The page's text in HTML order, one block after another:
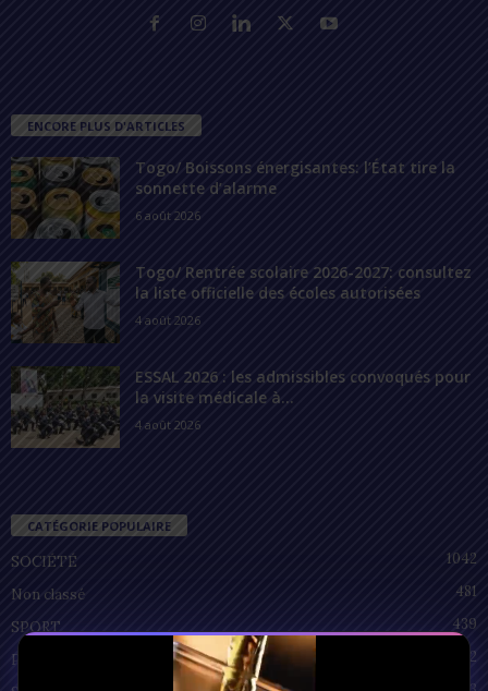
ENCORE PLUS D'ARTICLES
Togo/ Boissons énergisantes: l’État tire la
sonnette d’alarme
6 août 2026
Togo/ Rentrée scolaire 2026-2027: consultez
la liste officielle des écoles autorisées
4 août 2026
ESSAL 2026 : les admissibles convoqués pour
la visite médicale à...
4 août 2026
CATÉGORIE POPULAIRE
SOCIÉTÉ
1042
Non classé
481
SPORT
439
POLITIQUE
212